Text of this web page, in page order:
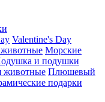
Valentine's Day
животные Морские
и подушки
животные Плюшевый
подарки